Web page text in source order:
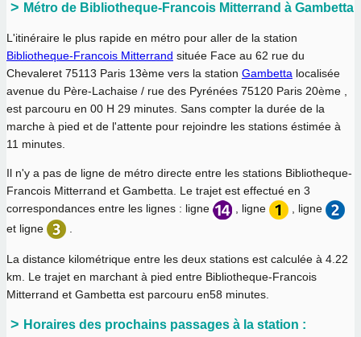
Métro de Bibliotheque-Francois Mitterrand à Gambetta
L'itinéraire le plus rapide en métro pour aller de la station
Bibliotheque-Francois Mitterrand située Face au 62 rue du
Chevaleret 75113 Paris 13ème vers la station Gambetta localisée
avenue du Père-Lachaise / rue des Pyrénées 75120 Paris 20ème ,
est parcouru en 00 H 29 minutes. Sans compter la durée de la
marche à pied et de l'attente pour rejoindre les stations éstimée à
11 minutes.
Il n'y a pas de ligne de métro directe entre les stations Bibliotheque-
Francois Mitterrand et Gambetta. Le trajet est effectué en 3
correspondances entre les lignes : ligne
, ligne
, ligne
et ligne
La distance kilométrique entre les deux stations est calculée à 4.22
km . Le trajet en marchant à pied entre Bibliotheque-Francois
Mitterrand et Gambetta est parcouru en58 minutes
Horaires des prochains passages à la station :